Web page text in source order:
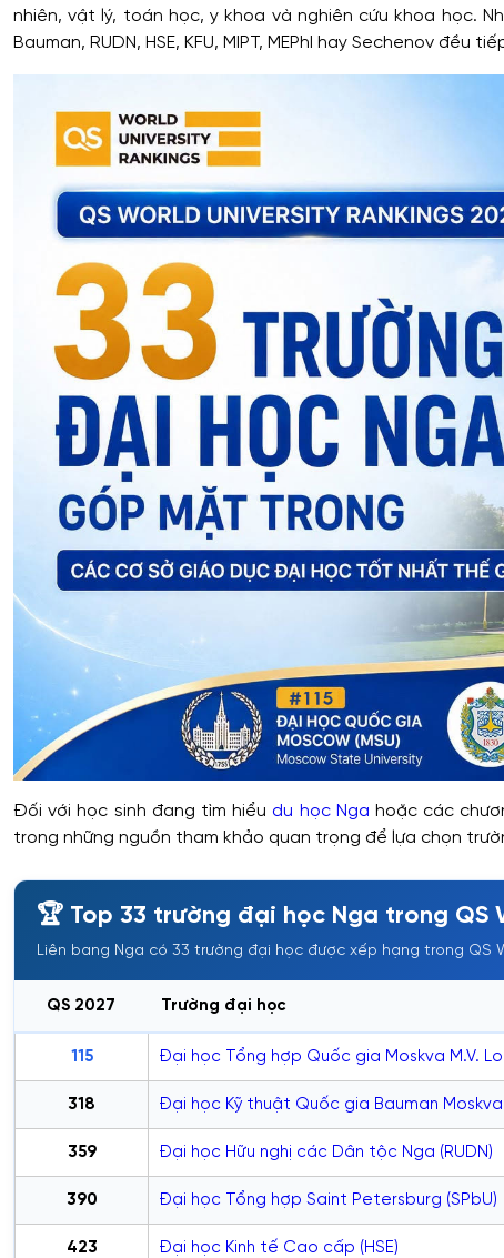
nhiên, vật lý, toán học, y khoa và nghiên cứu khoa học.
Bauman, RUDN, HSE, KFU, MIPT, MEPhI hay Sechenov
Đối với học sinh đang tìm hiểu du học Nga hoặc các
trong những nguồn tham khảo quan trọng để lựa chọn
🏆 Top 33 trường đại học Nga trong QS
Liên bang Nga có 33 trường đại học được xếp hạng trong QS
QS 2027 Trường đại học
115 Đại học Tổng hợp Quốc gia Moskva M.V.
318 Đại học Kỹ thuật Quốc gia Bauman Moskva
359 Đại học Hữu nghị các Dân tộc Nga (RUDN)
390 Đại học Tổng hợp Saint Petersburg (SPbU)
423 Đại học Kinh tế Cao cấp (HSE)